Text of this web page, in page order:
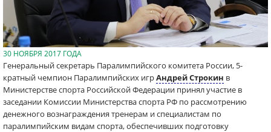
30 НОЯБРЯ 2017 ГОДА
Генеральный секретарь Паралимпийского комитета России, 5-
кратный чемпион Паралимпийских игрАндрей Строкин в
Министерстве спорта Российской Федерации принял участие в
заседании Комиссии Министерства спорта РФ по рассмотрению
денежного вознаграждения тренерам и специалистам по
паралимпийским видам спорта, обеспечивших подготовку